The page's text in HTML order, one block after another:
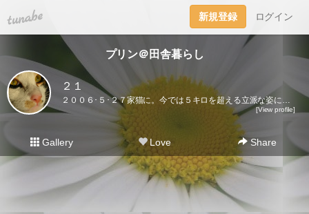
tuna.be 新規登録 ログイン
プリン＠田舎暮らし
２１
２００６･５･２７家猫に。今では５キロを超える立派な姿になりました♪ここに登場するのはプリンだけ。２０２１･５･３０虹の橋を渡りました｡
[View profile]
Gallery Love Share